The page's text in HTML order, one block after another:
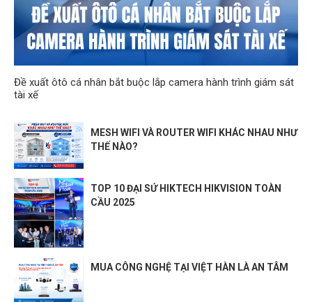
Đề xuất ôtô cá nhân bắt buộc lắp camera hành trình giám sát
tài xế
MESH WIFI VÀ ROUTER WIFI KHÁC NHAU NHƯ
THẾ NÀO?
TOP 10 ĐẠI SỨ HIKTECH HIKVISION TOÀN
CẦU 2025
MUA CÔNG NGHỆ TẠI VIỆT HÀN LÀ AN TÂM